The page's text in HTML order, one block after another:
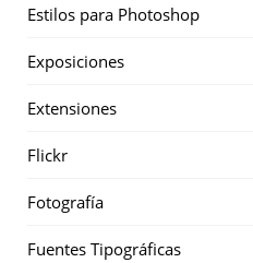
Estilos para Photoshop
Exposiciones
Extensiones
Flickr
Fotografía
Fuentes Tipográficas